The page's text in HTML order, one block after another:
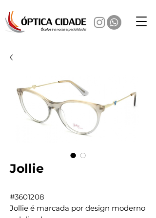
Jollie
#3601208
Jollie é marcada por design moderno